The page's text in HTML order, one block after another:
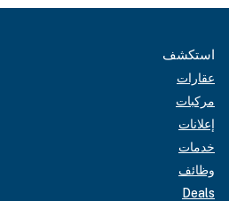
استكشف
عقارات
مركبات
إعلانات
خدمات
وظائف
Deals